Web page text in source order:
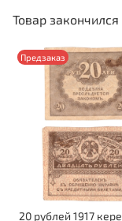
Товар закончился
Предзаказ
20 рублей 1917